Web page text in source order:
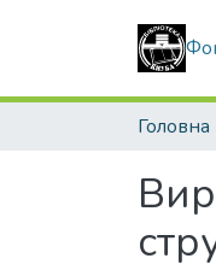
Головна